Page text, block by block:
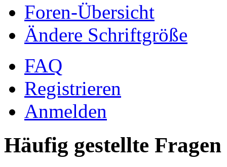
Foren-Übersicht
Ändere Schriftgröße
FAQ
Registrieren
Anmelden
Häufig gestellte Fragen